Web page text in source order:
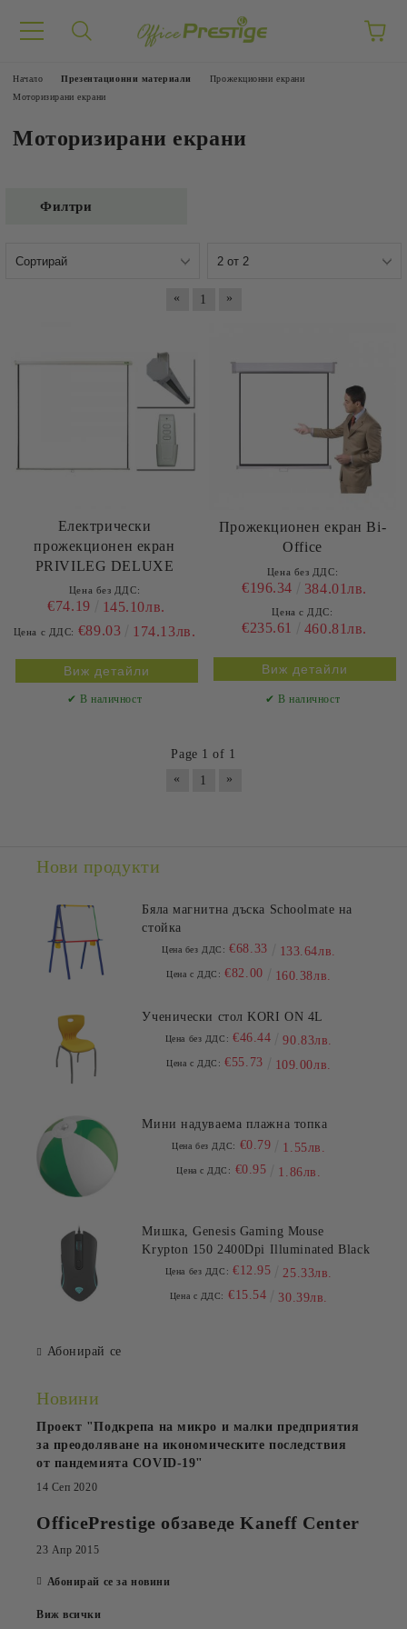
Начало Презентационни материали
Прожекционни екрани
Моторизирани екрани
Моторизирани екрани
Филтри
« 1 »
Eлектрически
прожекционен екран
PRIVILEG DELUXE
Цена без ДДС:
€74.19 145.10лв.
Цена с ДДС: €89.03 174.13лв.
Виж детайли
✔ В наличност
Прожекционен екран Bi-
Office
Цена без ДДС:
€196.34 384.01лв.
Цена с ДДС:
€235.61 460.81лв.
Виж детайли
✔ В наличност
Page 1 of 1
«
1 »
Нови продукти
Бяла магнитна дъска Schoolmate на
стойка
Цена без ДДС: €68.33 133.64лв.
Цена с ДДС: €82.00 160.38лв.
Ученически стол KORI ON 4L
Цена без ДДС: €46.44 90.83лв.
Цена с ДДС: €55.73 109.00лв.
Мини надуваема плажна топка
Цена без ДДС: €0.79 1.55лв.
Цена с ДДС: €0.95 1.86лв.
Мишка, Genesis Gaming Mouse
Krypton 150 2400Dpi Illuminated Black
Цена без ДДС: €12.95 25.33лв.
Цена с ДДС: €15.54 30.39лв.
Абонирай се
Новини
Проект "Подкрепа на микро и малки предприятия
за преодоляване на икономическите последствия
от пандемията COVID-19"
14 Сеп 2020
OfficePrestige обзаведе Kaneff Center
23 Апр 2015
Абонирай се за новини
Виж всички